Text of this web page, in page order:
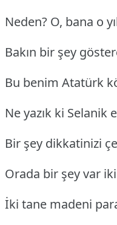
Neden? O, bana o
Bakın bir şey
Bu benim Atatürk
Ne yazık ki Selanik
Bir şey dikkatinizi
Orada bir şey var
İki tane madeni